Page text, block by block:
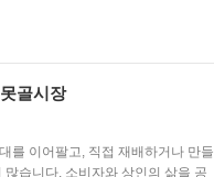
골시장
를 이어팔고, 직접 재배하거나 만들
많습니다. 소비자와 상인의 삶을 공